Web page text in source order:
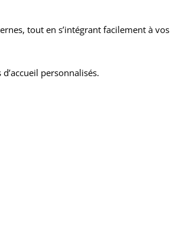
tout en s’intégrant facilement à vos
personnalisés.